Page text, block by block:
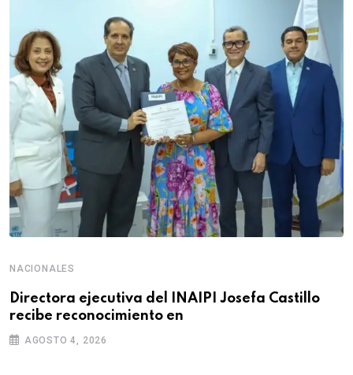
NACIONALES
Directora ejecutiva del INAIPI Josefa Castillo
recibe reconocimiento en
AGOSTO 4, 2026